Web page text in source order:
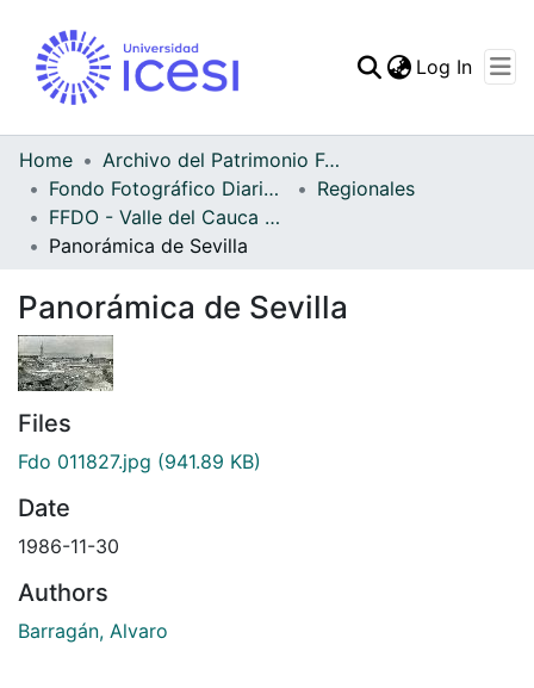
Statistics
Log In
Home
Archivo del Patrimonio Fotográfico y Fílmico del Valle del Cauca
Fondo Fotográfico Diario Occidente
Regionales
FFDO - Valle del Cauca - Patrimonial
Panorámica de Sevilla
Panorámica de Sevilla
Files
Fdo 011827.jpg (941.89 KB)
Date
1986-11-30
Authors
Barragán, Alvaro